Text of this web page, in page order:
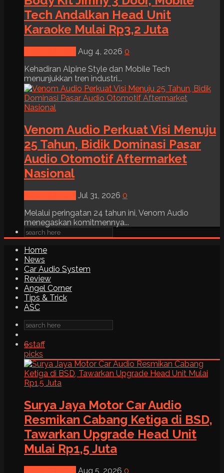
Tech Andalkan Head Unit
Karaoke Mulai Rp3,2 Juta
Aug 4, 2026 0
Kehadiran Alpine Style dan Mobile Tech
menunjukkan tren industri...
Venom Audio Perkuat Visi Menuju
25 Tahun, Bidik Dominasi Pasar
Audio Otomotif Aftermarket
Nasional
Jul 31, 2026 0
Melalui peringatan 24 tahun ini, Venom Audio
menegaskan komitmennya...
Home
News
Car Audio System
Review
Angel Corner
Tips & Trick
ASC
6staff
picks
Surya Jaya Motor Car Audio
Resmikan Cabang Ketiga di BSD,
Tawarkan Upgrade Head Unit
Mulai Rp1,5 Juta
Aug 5, 2026 0